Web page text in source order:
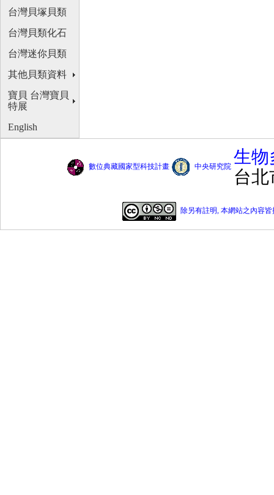
台灣貝塚貝類
台灣貝類化石
台灣迷你貝類
其他貝類資料
寶貝 台灣寶貝
特展
English
數位典藏國家型科技計畫 中央研究院 生物
台北
除另有註明, 本網站之內容